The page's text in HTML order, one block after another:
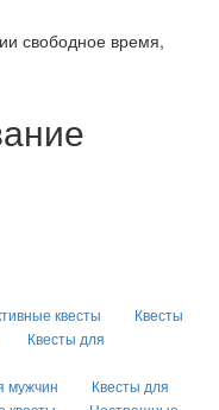
свободное время,
квесты
Квесты
Квесты для
мужчин
Квесты для